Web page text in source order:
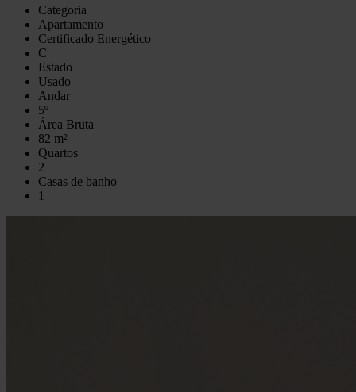
Categoria
Apartamento
Certificado Energético
C
Estado
Usado
Andar
5º
Área Bruta
82 m²
Quartos
2
Casas de banho
1